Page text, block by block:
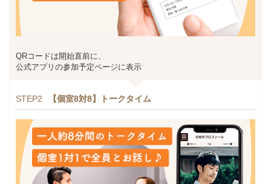
QRコードは開始直前に、
公式アプリの参加予定ページに表示
STEP2 【個室8対8】トークタイム